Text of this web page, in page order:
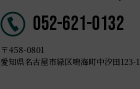
052-621-0132
〒458-0801
愛知県名古屋市緑区鳴海町中汐田123-1